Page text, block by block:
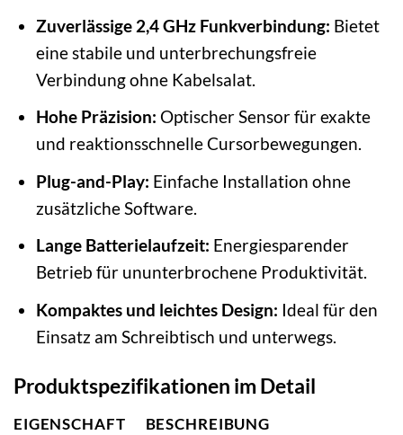
Zuverlässige 2,4 GHz Funkverbindung: Bietet
eine stabile und unterbrechungsfreie
Verbindung ohne Kabelsalat.
Hohe Präzision: Optischer Sensor für exakte
und reaktionsschnelle Cursorbewegungen.
Plug-and-Play: Einfache Installation ohne
zusätzliche Software.
Lange Batterielaufzeit: Energiesparender
Betrieb für ununterbrochene Produktivität.
Kompaktes und leichtes Design: Ideal für den
Einsatz am Schreibtisch und unterwegs.
Produktspezifikationen im Detail
EIGENSCHAFT
BESCHREIBUNG